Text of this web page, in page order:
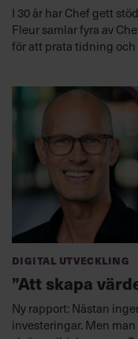
I 30 år har Chef gett
Fleur samlar fyra av Chefs mest profilerade
för att prata tidning
Digital utveckling
”Att skapa
Ny rapport: Nästan
investeringar. Men